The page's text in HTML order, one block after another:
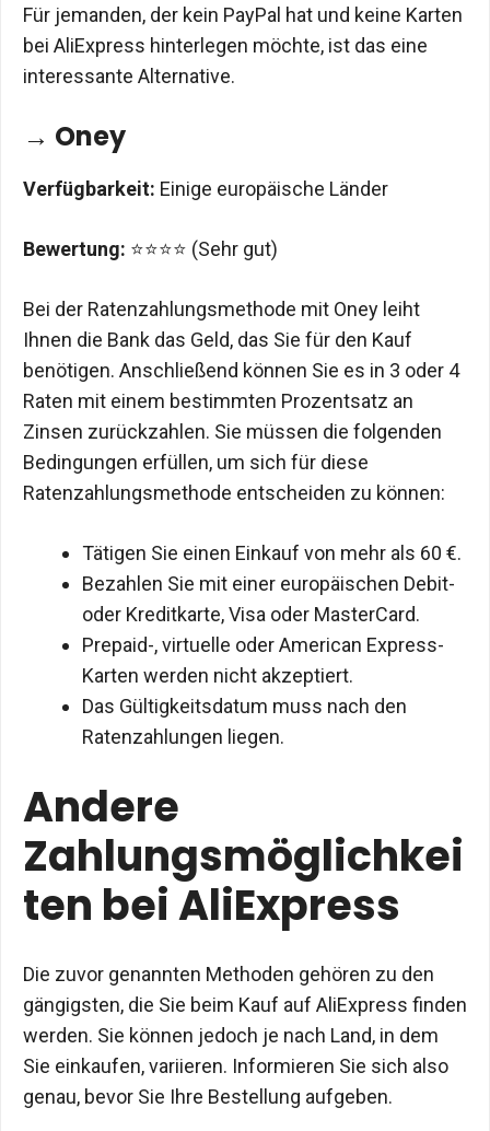
Für jemanden, der kein PayPal hat und keine Karten
bei AliExpress hinterlegen möchte, ist das eine
interessante Alternative.
→ Oney
Verfügbarkeit: Einige europäische Länder
Bewertung: ⭐⭐⭐⭐ (Sehr gut)
Bei der Ratenzahlungsmethode mit Oney leiht
Ihnen die Bank das Geld, das Sie für den Kauf
benötigen. Anschließend können Sie es in 3 oder 4
Raten mit einem bestimmten Prozentsatz an
Zinsen zurückzahlen. Sie müssen die folgenden
Bedingungen erfüllen, um sich für diese
Ratenzahlungsmethode entscheiden zu können:
Tätigen Sie einen Einkauf von mehr als 60 €.
Bezahlen Sie mit einer europäischen Debit-
oder Kreditkarte, Visa oder MasterCard.
Prepaid-, virtuelle oder American Express-
Karten werden nicht akzeptiert.
Das Gültigkeitsdatum muss nach den
Ratenzahlungen liegen.
Andere
Zahlungsmöglichkei
ten bei AliExpress
Die zuvor genannten Methoden gehören zu den
gängigsten, die Sie beim Kauf auf AliExpress finden
werden. Sie können jedoch je nach Land, in dem
Sie einkaufen, variieren. Informieren Sie sich also
genau, bevor Sie Ihre Bestellung aufgeben.